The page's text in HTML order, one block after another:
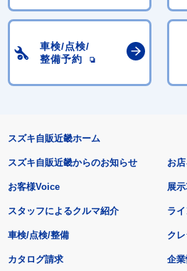
車検/点検/
整備予約
スズキ自販近畿ホーム
スズキ自販近畿からのお知らせ
お客様Voice
スタッフによるクルマ紹介
お
展
ラ
車検/点検/整備 ク
カタログ請求 企